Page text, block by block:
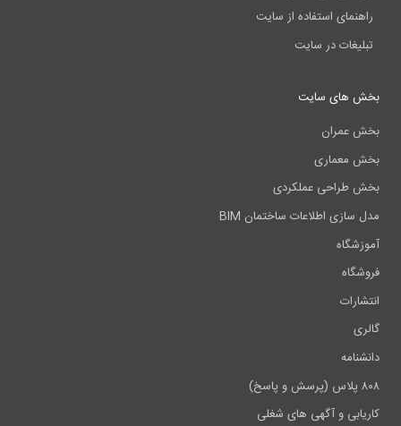
راهنمای استفاده از سایت
تبلیغات در سایت
بخش های سایت
بخش عمران
بخش معماری
بخش طراحی عملکردی
مدل سازی اطلاعات ساختمان BIM
آموزشگاه
فروشگاه
انتشارات
گالری
دانشنامه
۸۰۸ پلاس (پرسش و پاسخ)
کاریابی و آگهی های شغلی